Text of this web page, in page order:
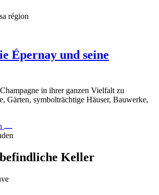
Épernay und seine
in ihrer ganzen Vielfalt zu
Gärten, symbolträchtige Häuser, Bauwerke,
Keller